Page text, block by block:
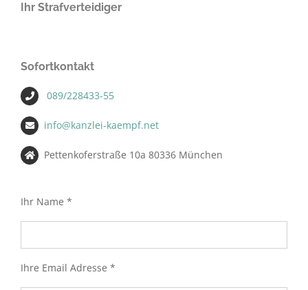
Ihr Strafverteidiger
Sofortkontakt
089/228433-55
info@kanzlei-kaempf.net
Pettenkoferstraße 10a 80336 München
Ihr Name *
Ihre Email Adresse *